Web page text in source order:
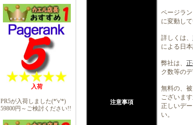
入荷
PR5が入荷しました(*'v'*)
59800円～ご検討ください!!
注意事項
ページラ
に変動して
詳しくは、
による日
弊社は、
ク数等の
無料の、
ございま
正しいデ
い。